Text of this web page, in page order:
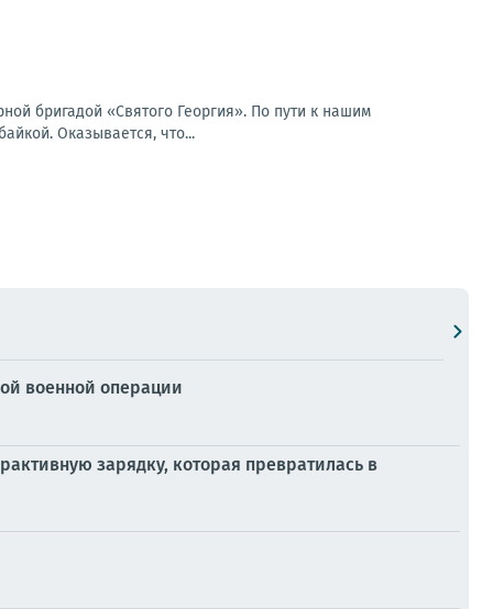
бригадой «Святого Георгия». По пути к нашим
Оказывается, что...
военной операции
зарядку, которая превратилась в